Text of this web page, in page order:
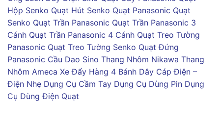
Hộp Senko Quạt Hút Senko Quạt Panasonic Quạt
Senko Quạt Trần Panasonic Quạt Trần Panasonic 3
Cánh Quạt Trần Panasonic 4 Cánh Quạt Treo Tường
Panasonic Quạt Treo Tường Senko Quạt Đứng
Panasonic Cầu Dao Sino Thang Nhôm Nikawa Thang
Nhôm Ameca Xe Đẩy Hàng 4 Bánh Dây Cáp Điện –
Điện Nhẹ Dụng Cụ Cầm Tay Dụng Cụ Dùng Pin Dụng
Cụ Dùng Điện Quạt